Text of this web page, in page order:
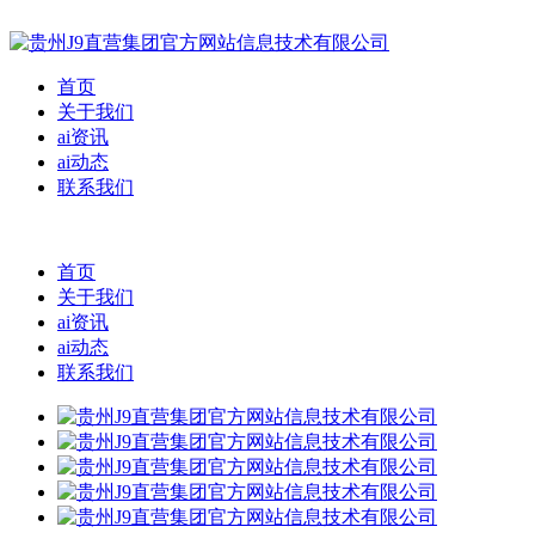
首页
关于我们
ai资讯
ai动态
联系我们
首页
关于我们
ai资讯
ai动态
联系我们